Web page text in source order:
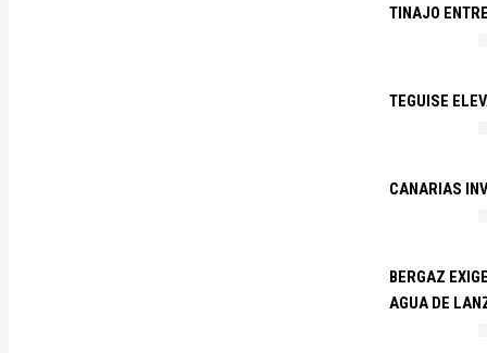
TINAJO
TEGUISE
CANARIAS
BERGAZ
AGUA DE